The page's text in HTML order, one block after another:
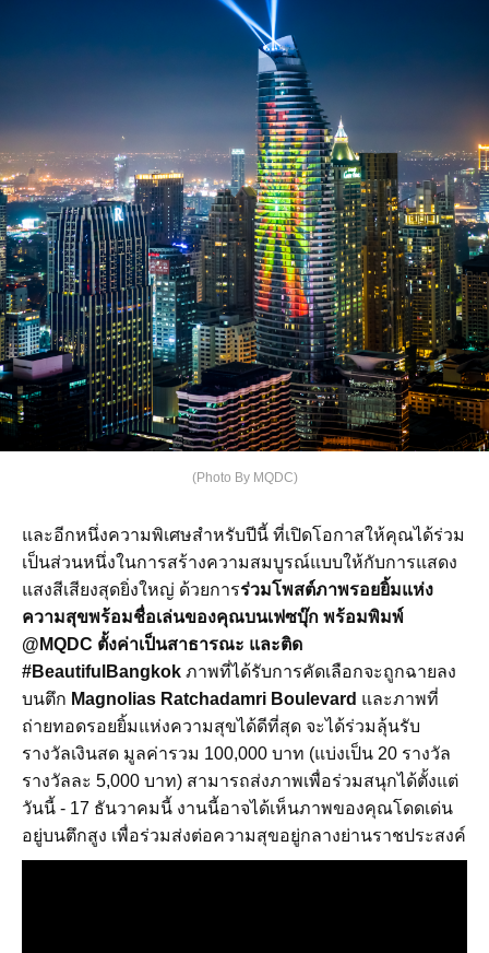
(Photo By MQDC)
และอีกหนึ่งความพิเศษสำหรับปีนี้ ที่เปิดโอกาสให้คุณได้ร่วม
เป็นส่วนหนึ่งในการสร้างความสมบูรณ์แบบให้กับการแสดง
แสงสีเสียงสุดยิ่งใหญ่ ด้วยการร่วมโพสต์ภาพรอยยิ้มแห่ง
ความสุขพร้อมชื่อเล่นของคุณบนเฟซบุ๊ก พร้อมพิมพ์
@MQDC ตั้งค่าเป็นสาธารณะ และติด
#BeautifulBangkok ภาพที่ได้รับการคัดเลือกจะถูกฉายลง
บนตึก Magnolias Ratchadamri Boulevard และภาพที่
ถ่ายทอดรอยยิ้มแห่งความสุขได้ดีที่สุด จะได้ร่วมลุ้นรับ
รางวัลเงินสด มูลค่ารวม 100,000 บาท (แบ่งเป็น 20 รางวัล
รางวัลละ 5,000 บาท) สามารถส่งภาพเพื่อร่วมสนุกได้ตั้งแต่
วันนี้ - 17 ธันวาคมนี้ งานนี้อาจได้เห็นภาพของคุณโดดเด่น
อยู่บนตึกสูง เพื่อร่วมส่งต่อความสุขอยู่กลางย่านราชประสงค์